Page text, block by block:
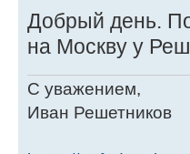
Добрый день.
на Москву у
С уважением,
Иван Решетников